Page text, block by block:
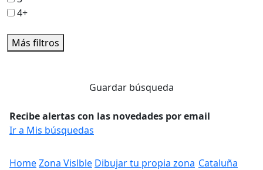
4+
Más filtros
Guardar búsqueda
Recibe alertas con las novedades por email
Ir a Mis búsquedas
HomeZona Vislble Dibujar tu propia zona Cataluña